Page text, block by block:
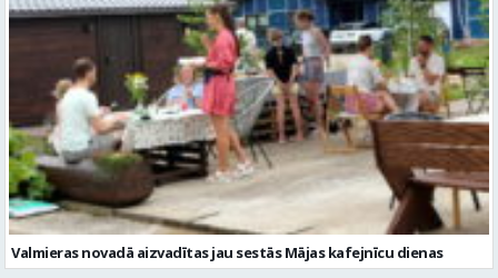
Valmieras novadā aizvadītas jau sestās Mājas kafejnīcu dienas